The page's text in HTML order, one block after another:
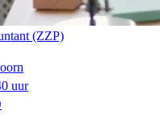
(ZZP)
uur